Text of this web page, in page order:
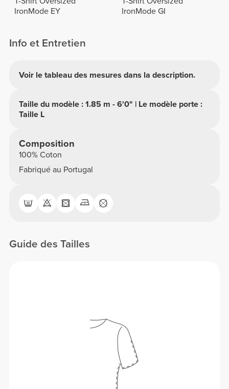
IronMode EY
IronMode GI
Info et Entretien
Voir le tableau des mesures dans la description.
Taille du modèle : 1.85 m - 6'0" | Le modèle porte :
Taille L
Composition
100% Coton
Fabriqué au Portugal
Guide des Tailles